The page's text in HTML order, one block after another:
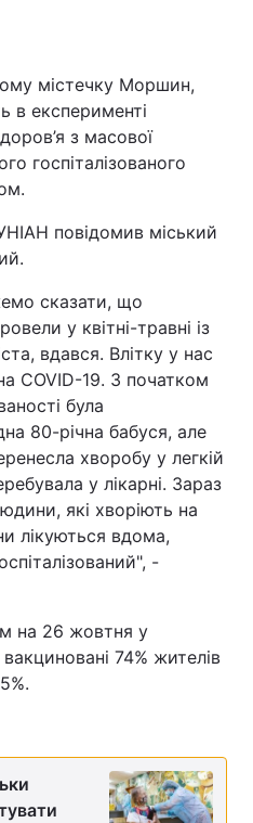
містечку Моршин,
в експерименті
з масової
госпіталізованого
повідомив міський
сказати, що
у квітні-травні із
вдався. Влітку у нас
COVID-19. З початком
була
80-річна бабуся, але
хворобу у легкій
у лікарні. Зараз
які хворіють на
лікуються вдома,
-
на 26 жовтня у
74% жителів